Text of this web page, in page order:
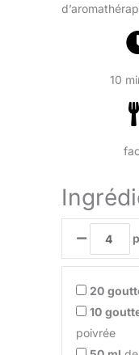
10
20
10
poivrée